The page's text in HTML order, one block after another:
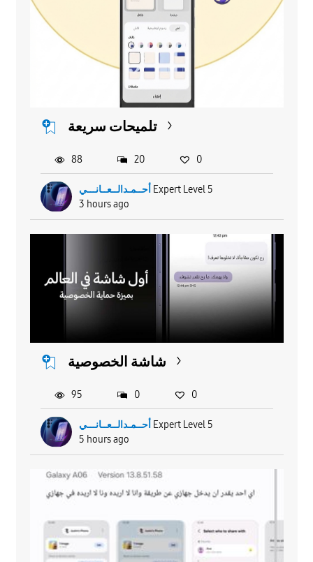
تلميحات سريعة
أحــمـدالــعــانـــي Expert Level 5
3 hours ago
88 20 0
شاشة الخصوصية
أحــمـدالــعــانـــي Expert Level 5
5 hours ago
95 0 0